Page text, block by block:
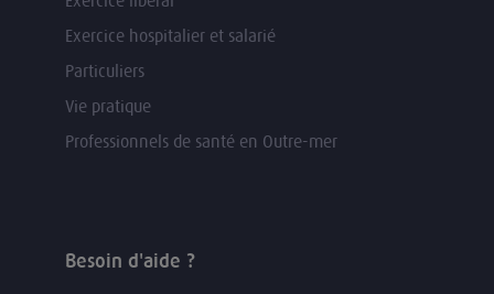
Exercice hospitalier et salarié
Particuliers
Vie pratique
Professionnels de santé en Outre-mer
Besoin d'aide ?